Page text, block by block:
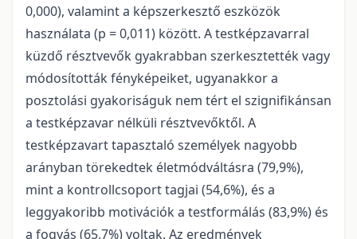
0,000), valamint a képszerkesztő eszközök
használata (p = 0,011) között. A testképzavarral
küzdő résztvevők gyakrabban szerkesztették vagy
módosították fényképeiket, ugyanakkor a
posztolási gyakoriságuk nem tért el szignifikánsan
a testképzavar nélküli résztvevőktől. A
testképzavart tapasztaló személyek nagyobb
arányban törekedtek életmódváltásra (79,9%),
mint a kontrollcsoport tagjai (54,6%), és a
leggyakoribb motivációk a testformálás (83,9%) és
a fogyás (65,7%) voltak. Az eredmények